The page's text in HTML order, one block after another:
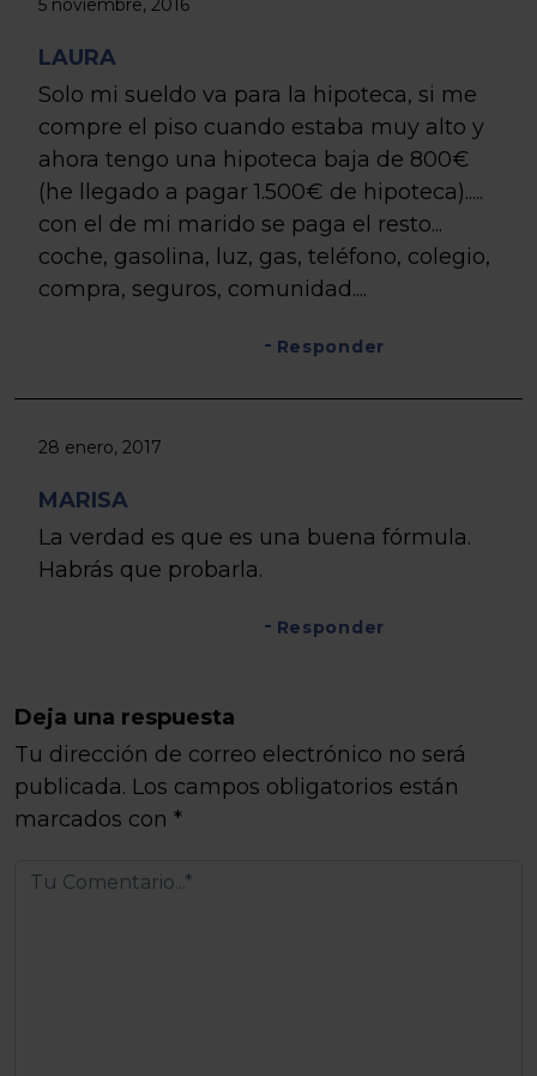
5 noviembre, 2016
LAURA
Solo mi sueldo va para la hipoteca, si me
compre el piso cuando estaba muy alto y
ahora tengo una hipoteca baja de 800€
(he llegado a pagar 1.500€ de hipoteca).....
con el de mi marido se paga el resto...
coche, gasolina, luz, gas, teléfono, colegio,
compra, seguros, comunidad....
Responder
28 enero, 2017
MARISA
La verdad es que es una buena fórmula.
Habrás que probarla.
Responder
Deja una respuesta
Tu dirección de correo electrónico no será
publicada. Los campos obligatorios están
marcados con *